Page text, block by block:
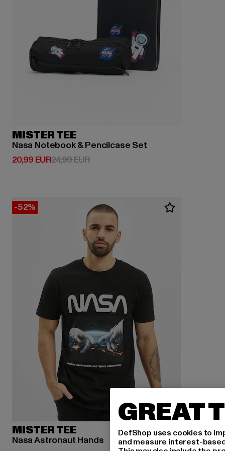
MISTER TEE
Nasa Notebook & Pencilcase Set
20,99 EUR
Derzeitiger Preis: 20,99 EUR
24,99 EURAktionspreis: 24,99 EUR
-52%
MISTER TEE
Nasa Astronaut Hands
GREAT
DefShop uses cookies to
and measure interest-